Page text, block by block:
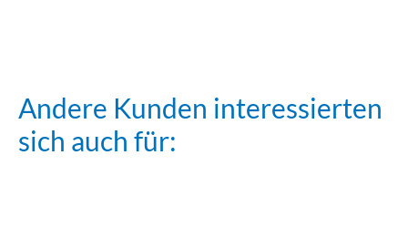
Andere Kunden interessierten
sich auch für: